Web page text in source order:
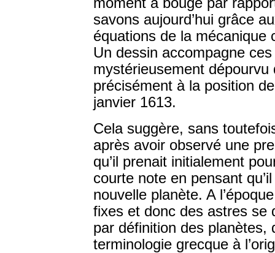
savons aujourd’hui grâce
équations de la mécanique
Un dessin accompagne
mystérieusement dépourvu
précisément à la position
janvier 1613.
Cela suggère, sans
après avoir observé une
qu’il prenait initialement
courte note en pensant
nouvelle planète. A
fixes et donc des astres se
par définition des planètes,
terminologie grecque à